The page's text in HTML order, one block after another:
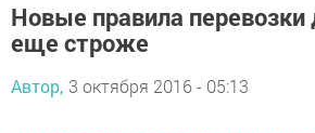
Новые правила перевозки
еще строже
Автор, 3 октября 2016 - 05:13